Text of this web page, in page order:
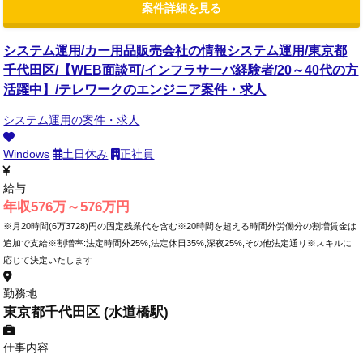
案件詳細を見る
システム運用/カー用品販売会社の情報システム運用/東京都
千代田区/【WEB面談可/インフラサーバ経験者/20～40代の方
活躍中】/テレワークのエンジニア案件・求人
システム運用の案件・求人
Windows 土日休み 正社員
給与
年収576万～576万円
※月20時間(6万3728)円の固定残業代を含む※20時間を超える時間外労働分の割増賃金は
追加で支給※割増率:法定時間外25%,法定休日35%,深夜25%,その他法定通り※スキルに
応じて決定いたします
勤務地
東京都千代田区 (水道橋駅)
仕事内容